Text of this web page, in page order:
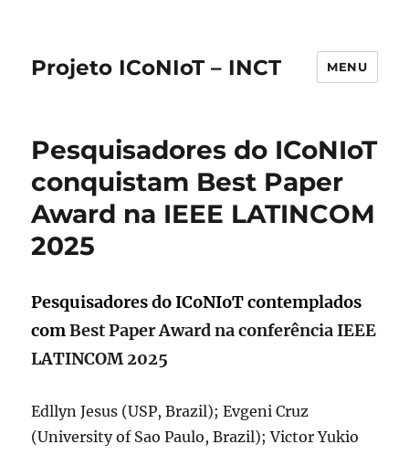
Projeto ICoNIoT – INCT MENU
Pesquisadores do ICoNIoT
conquistam Best Paper
Award na IEEE LATINCOM
2025
Pesquisadores do ICoNIoT contemplados
comBest Paper Award na conferência IEEE
LATINCOM 2025
Edllyn Jesus (USP, Brazil); Evgeni Cruz
(University of Sao Paulo, Brazil); Victor Yukio